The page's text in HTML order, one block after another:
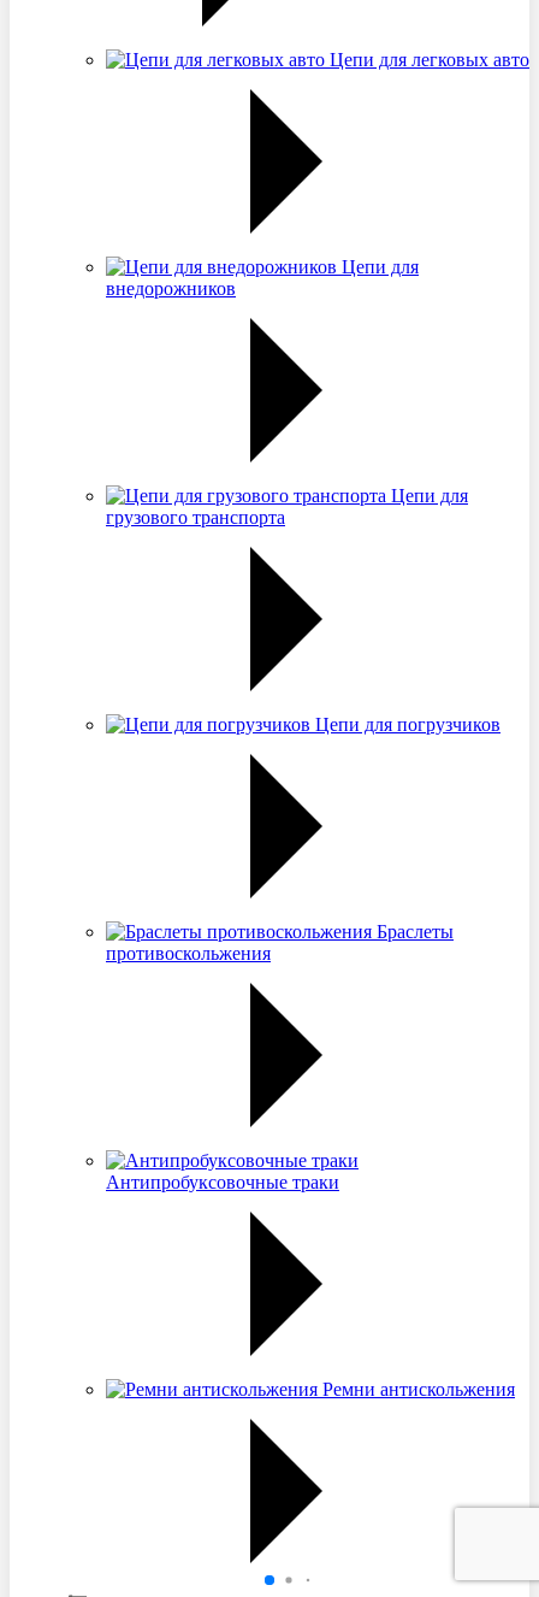
Цепи для легковых авто
Цепи для
внедорожников
Цепи для
грузового транспорта
Цепи для погрузчиков
Браслеты
противоскольжения
Антипробуксовочные траки
Ремни антискольжения